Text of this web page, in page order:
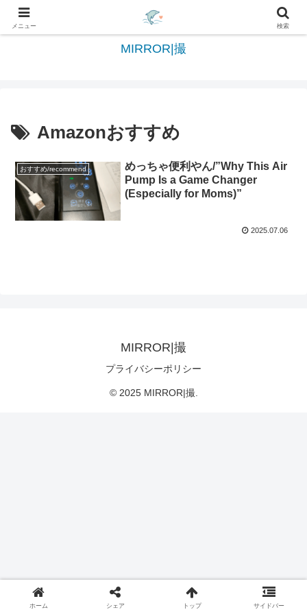
日々を綴る＆写真を切撮る世界へようこそ
MIRROR|撮
Amazonおすすめ
おすすめ/recommend
めっちゃ便利やん/”Why This Air
Pump Is a Game Changer
(Especially for Moms)”
2025.07.06
MIRROR|撮
プライバシーポリシー
© 2025 MIRROR|撮.
メニュー 検索
ホーム シェア トップ サイドバー